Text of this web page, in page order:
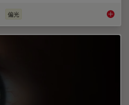
偏光 利用偏